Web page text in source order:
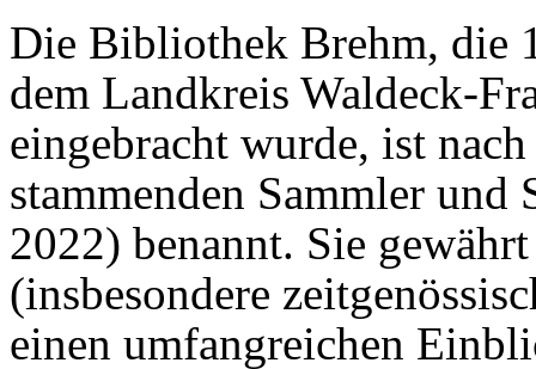
Die Bibliothek Brehm, die
dem Landkreis Waldeck-
eingebracht wurde, ist
stammenden Sammler
2022) benannt. Sie
(insbesondere
einen umfangreichen